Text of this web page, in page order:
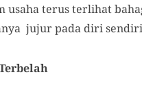
usaha terus terlihat
jujur pada diri